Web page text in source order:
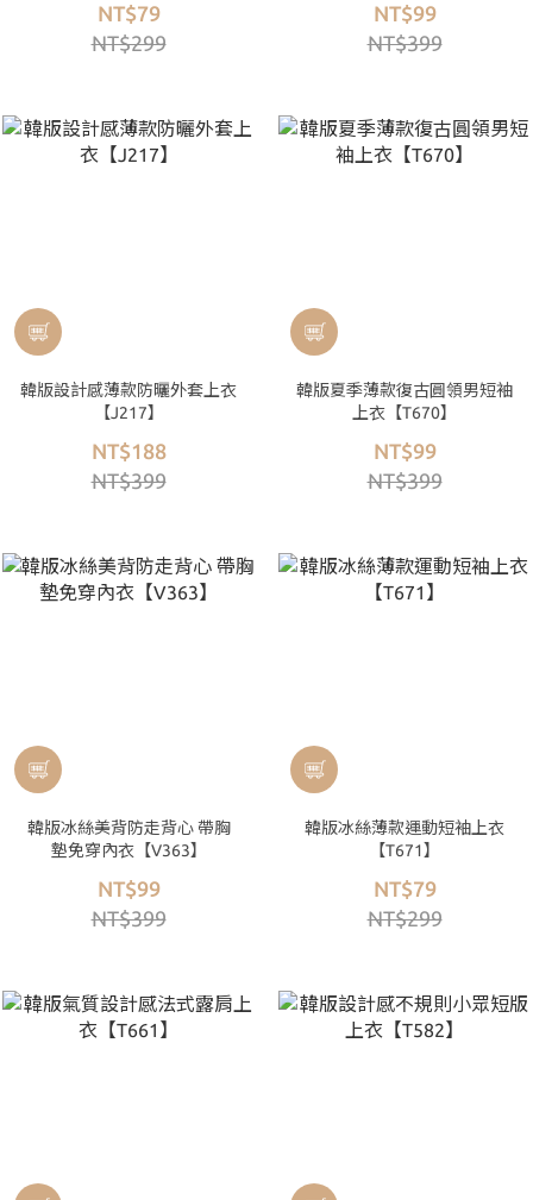
NT$79
NT$299
NT$99
NT$399
韓版設計感薄款防曬外套上衣
【J217】
NT$188
NT$399
韓版夏季薄款復古圓領男短袖
上衣【T670】
NT$99
NT$399
韓版冰絲美背防走背心 帶胸
墊免穿內衣【V363】
NT$99
NT$399
韓版冰絲薄款運動短袖上衣
【T671】
NT$79
NT$299